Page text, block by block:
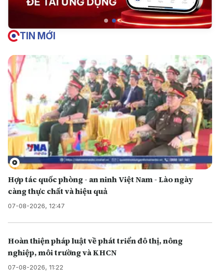
TIN MỚI
Hợp tác quốc phòng - an ninh Việt Nam - Lào ngày
càng thực chất và hiệu quả
07-08-2026, 12:47
Hoàn thiện pháp luật về phát triển đô thị, nông
nghiệp, môi trường và KHCN
07-08-2026, 11:22